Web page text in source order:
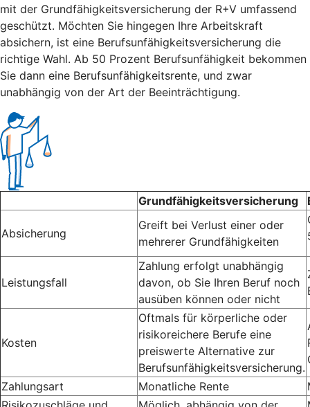
mit der Grundfähigkeitsversicherung der R+V umfassend
geschützt. Möchten Sie hingegen Ihre Arbeitskraft
absichern, ist eine Berufsunfähigkeitsversicherung die
richtige Wahl. Ab 50 Prozent Berufsunfähigkeit bekommen
Sie dann eine Berufsunfähigkeitsrente, und zwar
unabhängig von der Art der Beeinträchtigung.
Grundfähigkeitsversicherung
Absicherung
Greift bei Verlust einer oder
mehrerer Grundfähigkeiten
Leistungsfall
Zahlung erfolgt unabhängig
davon, ob Sie Ihren Beruf noch
ausüben können oder nicht
Kosten
Oftmals für körperliche oder
risikoreichere Berufe eine
preiswerte Alternative zur
Berufsunfähigkeitsversicherung.
Zahlungsart
Monatliche Rente